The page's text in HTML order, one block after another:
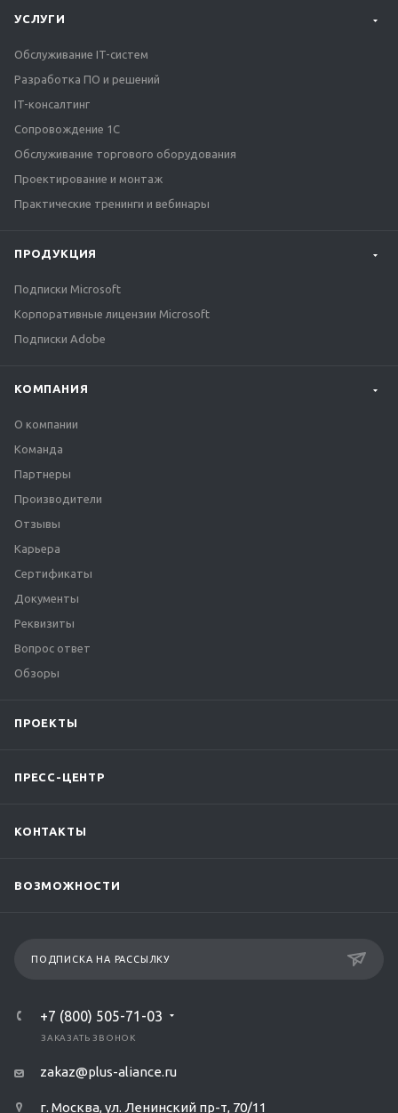
УСЛУГИ
Обслуживание IT-систем
Разработка ПО и решений
IT-консалтинг
Сопровождение 1С
Обслуживание торгового оборудования
Проектирование и монтаж
Практические тренинги и вебинары
ПРОДУКЦИЯ
Подписки Microsoft
Корпоративные лицензии Microsoft
Подписки Adobe
КОМПАНИЯ
О компании
Команда
Партнеры
Производители
Отзывы
Карьера
Сертификаты
Документы
Реквизиты
Вопрос ответ
Обзоры
ПРОЕКТЫ
ПРЕСС-ЦЕНТР
КОНТАКТЫ
ВОЗМОЖНОСТИ
ПОДПИСКА НА РАССЫЛКУ
+7 (800) 505-71-03
ЗАКАЗАТЬ ЗВОНОК
zakaz@plus-aliance.ru
г. Москва, ул. Ленинский пр-т, 70/11